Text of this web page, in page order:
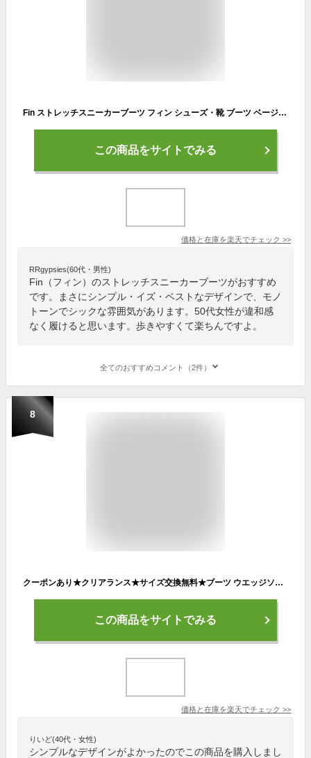
Fin ストレッチスニーカーブーツ フィン シューズ・靴 ブーツ ベージュ ブラック グレー【送料無料】
この商品をサイトでみる
価格と在庫を楽天でチェック >>
RRgypsies(60代・男性)
Fin（フィン）のストレッチスニーカーブーツがおすすめ
です。まさにシンプル・イズ・ベストなデザインで、モノ
トーンでシックな雰囲気があります。50代女性が違和感
なく履けると思います。歩きやすくて楽ちんですよ。
全てのおすすめコメント（2件）
8
クーポンあり★クリアランス★サイズ交換無料★ブーツ ウエッジソール 歩きやすい 厚底 スニーカー ブーツ 7センチヒール 履きやすい レディース 快適 ストレッチ ブラック ブラウン 秋冬 クッション ジッパー ショート 黒 スエード
この商品をサイトでみる
価格と在庫を楽天でチェック >>
りいど(40代・女性)
シンプルなデザインがよかったのでこの商品を購入しまし